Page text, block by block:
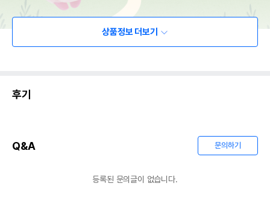
상품정보 더보기
후기
Q&A 문의하기
등록된 문의글이 없습니다.